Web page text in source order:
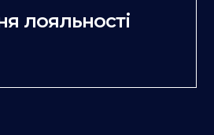
лояльності